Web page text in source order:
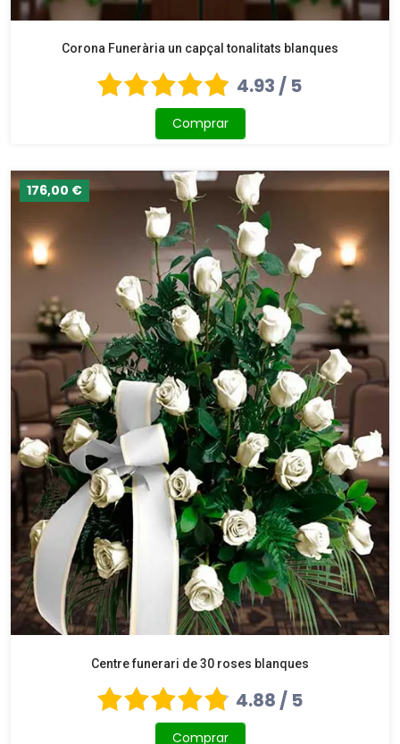
Corona Funerària un capçal tonalitats blanques
4.93 / 5
Comprar
176,00 €
Centre funerari de 30 roses blanques
4.88 / 5
Comprar